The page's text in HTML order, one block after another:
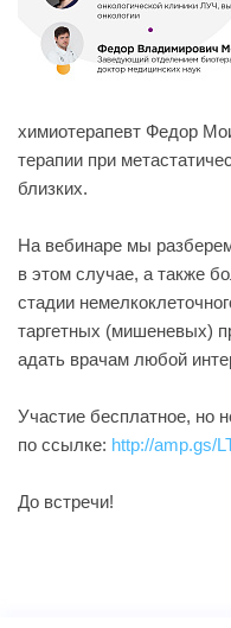
химиотерапевт Федор
терапии при
близких.
На вебинаре мы
в этом случае, а также
стадии
таргетных (мишеневых)
адать врачам любой
Участие бесплатное, но
по ссылке: http://amp.gs/
До встречи!